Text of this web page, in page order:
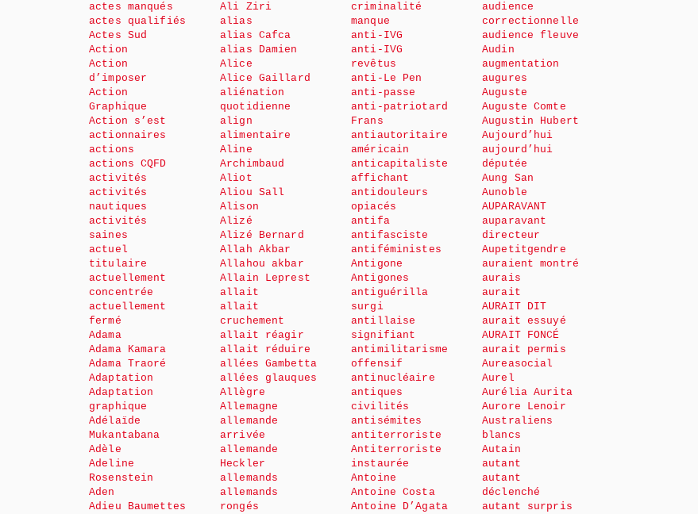
actes manqués
actes qualifiés
Actes Sud
Action
Action
d’imposer
Action
Graphique
Action s’est
actionnaires
actions
actions CQFD
activités
activités
nautiques
activités
saines
actuel
titulaire
actuellement
concentrée
actuellement
fermé
Adama
Adama Kamara
Adama Traoré
Adaptation
Adaptation
graphique
Adélaïde
Mukantabana
Adèle
Adeline
Rosenstein
Aden
Adieu Baumettes
Ali Ziri
alias
alias Cafca
alias Damien
Alice
Alice Gaillard
aliénation
quotidienne
align
alimentaire
Aline
Archimbaud
Aliot
Aliou Sall
Alison
Alizé
Alizé Bernard
Allah Akbar
Allahou akbar
Allain Leprest
allait
allait
cruchement
allait réagir
allait réduire
allées Gambetta
allées glauques
Allègre
Allemagne
allemande
arrivée
allemande
Heckler
allemands
allemands
rongés
criminalité
manque
anti-IVG
anti-IVG
revêtus
anti-Le Pen
anti-passe
anti-patriotard
Frans
antiautoritaire
américain
anticapitaliste
affichant
antidouleurs
opiacés
antifa
antifasciste
antiféministes
Antigone
Antigones
antiguérilla
surgi
antillaise
signifiant
antimilitarisme
offensif
antinucléaire
antiques
civilités
antisémites
antiterroriste
Antiterroriste
instaurée
Antoine
Antoine Costa
Antoine D’Agata
audience
correctionnelle
audience fleuve
Audin
augmentation
augures
Auguste
Auguste Comte
Augustin Hubert
Aujourd’hui
aujourd’hui
députée
Aung San
Aunoble
AUPARAVANT
auparavant
directeur
Aupetitgendre
auraient montré
aurais
aurait
AURAIT DIT
aurait essuyé
AURAIT FONCÉ
aurait permis
Aureasocial
Aurel
Aurélia Aurita
Aurore Lenoir
Australiens
blancs
Autain
autant
autant
déclenché
autant surpris